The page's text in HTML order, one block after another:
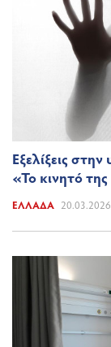
Εξελίξεις
«Το κινητό
ΕΛΛΆΔΑ